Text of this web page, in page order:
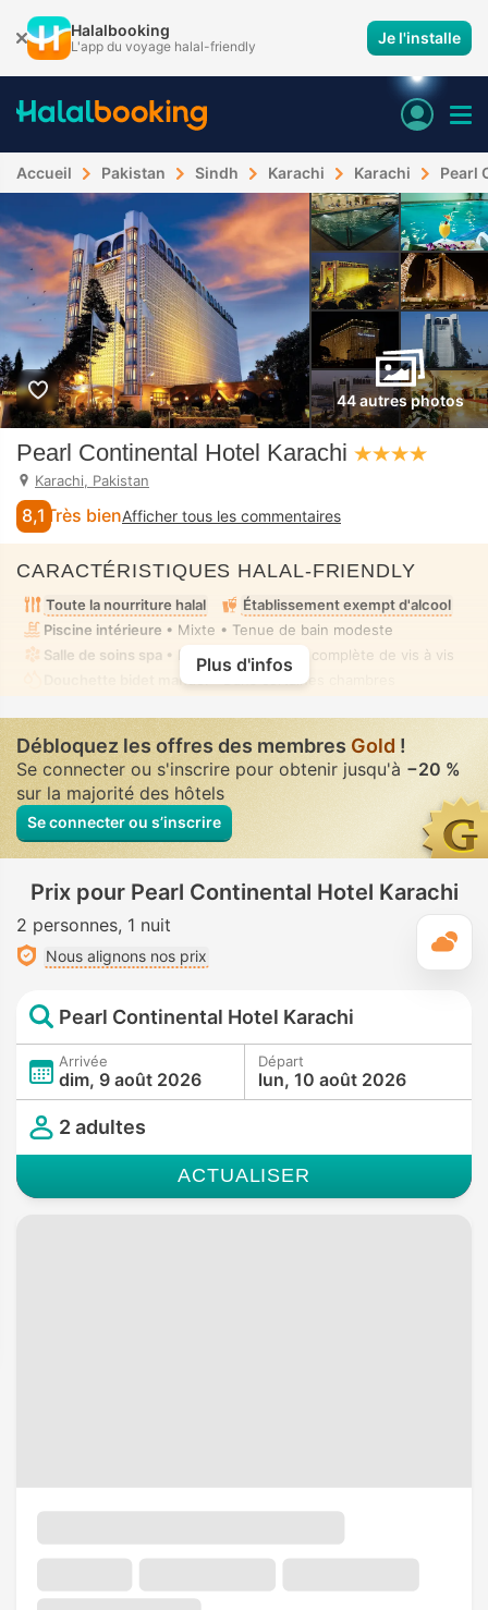
Halalbooking
L'app du voyage halal-friendly Je l'installe
Accueil Pakistan Sindh Karachi Karachi Pearl
44 autres photos
Pearl Continental Hotel Karachi
Karachi, Pakistan
8,1 Très bienAfficher tous les commentaires
CARACTÉRISTIQUES HALAL-FRIENDLY
Toute la nourriture halal
Établissement exempt d'alcool
Piscine intérieure • Mixte • Tenue de bain modeste
Salle de soins spa • Privé(e) • Absence complète de vis à vis
Douchette bidet manuel
• Dans certaines chambres
Plus d'infos
Débloquez les offres des membres Gold !
Se connecter ou s'inscrire pour obtenir jusqu'à −20 %
sur la majorité des hôtels
Se connecter ou s’inscrire
Prix pour Pearl Continental Hotel Karachi
2 personnes 1 nuit
Nous alignons nos prix
Pearl Continental Hotel Karachi
Arrivée
dim, 9 août 2026
Départ
lun, 10 août 2026
2 adultes
ACTUALISER